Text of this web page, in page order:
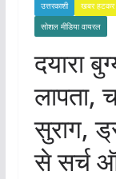
उत्तरकाशी खबर हटकर
सोशल मीडिया वायरल
दयारा
लापता,
सुराग,
से सर्च